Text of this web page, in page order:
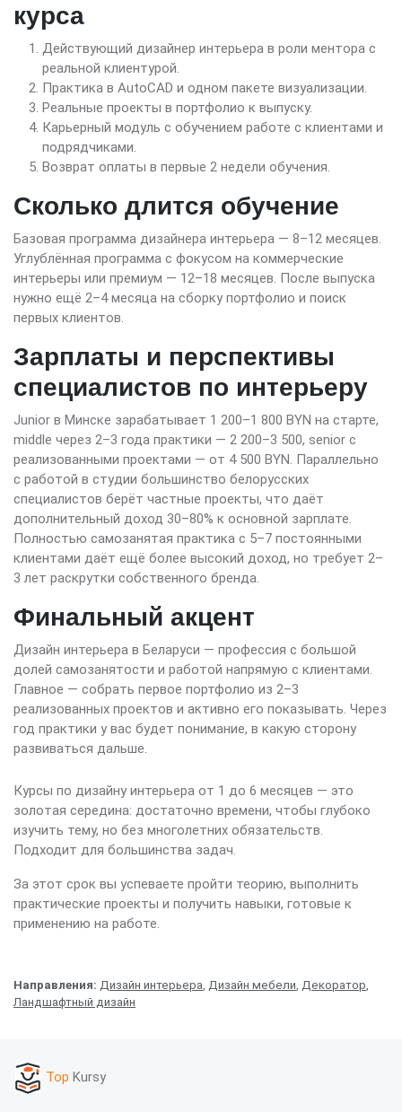
курса
Действующий дизайнер интерьера в роли ментора с
реальной клиентурой.
Практика в AutoCAD и одном пакете визуализации.
Реальные проекты в портфолио к выпуску.
Карьерный модуль с обучением работе с клиентами и
подрядчиками.
Возврат оплаты в первые 2 недели обучения.
Сколько длится обучение
Базовая программа дизайнера интерьера — 8–12 месяцев.
Углублённая программа с фокусом на коммерческие
интерьеры или премиум — 12–18 месяцев. После выпуска
нужно ещё 2–4 месяца на сборку портфолио и поиск
первых клиентов.
Зарплаты и перспективы
специалистов по интерьеру
Junior в Минске зарабатывает 1 200–1 800 BYN на старте,
middle через 2–3 года практики — 2 200–3 500, senior с
реализованными проектами — от 4 500 BYN. Параллельно
с работой в студии большинство белорусских
специалистов берёт частные проекты, что даёт
дополнительный доход 30–80% к основной зарплате.
Полностью самозанятая практика с 5–7 постоянными
клиентами даёт ещё более высокий доход, но требует 2–
3 лет раскрутки собственного бренда.
Финальный акцент
Дизайн интерьера в Беларуси — профессия с большой
долей самозанятости и работой напрямую с клиентами.
Главное — собрать первое портфолио из 2–3
реализованных проектов и активно его показывать. Через
год практики у вас будет понимание, в какую сторону
развиваться дальше.
Курсы по дизайну интерьера от 1 до 6 месяцев — это
золотая середина: достаточно времени, чтобы глубоко
изучить тему, но без многолетних обязательств.
Подходит для большинства задач.
За этот срок вы успеваете пройти теорию, выполнить
практические проекты и получить навыки, готовые к
применению на работе.
Направления: Дизайн интерьера, Дизайн мебели, Декоратор,
Ландшафтный дизайн
Top Kursy